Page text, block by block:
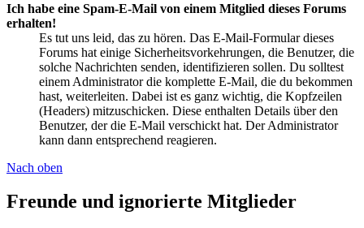
Ich habe eine Spam-E-Mail von einem Mitglied dieses Forums
erhalten!
Es tut uns leid, das zu hören. Das E-Mail-Formular dieses
Forums hat einige Sicherheitsvorkehrungen, die Benutzer, die
solche Nachrichten senden, identifizieren sollen. Du solltest
einem Administrator die komplette E-Mail, die du bekommen
hast, weiterleiten. Dabei ist es ganz wichtig, die Kopfzeilen
(Headers) mitzuschicken. Diese enthalten Details über den
Benutzer, der die E-Mail verschickt hat. Der Administrator
kann dann entsprechend reagieren.
Nach oben
Freunde und ignorierte Mitglieder